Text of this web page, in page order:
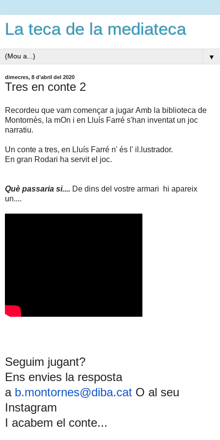
La teca de la mediateca
▼
dimecres, 8 d’abril del 2020
Tres en conte 2
Recordeu que vam començar a jugar Amb la biblioteca de
Montornès, la mOn i en Lluís Farré s'han inventat un joc
narratiu.
Un conte a tres, en Lluís Farré n' és l' il.lustrador.
En gran Rodari ha servit el joc.
Què passaria si.... De dins del vostre armari hi apareix
un....
Seguim jugant?
Ens envies la resposta
a b.montornes@diba.cat O al seu
Instagram
I acabem el conte...